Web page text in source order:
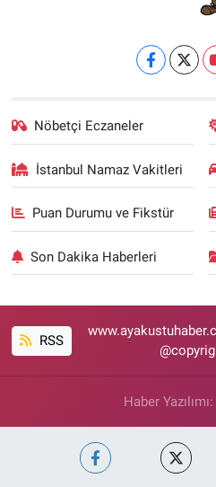
Nöbetçi Eczaneler
İstanbul Namaz Vakitleri
Puan Durumu ve Fikstür
Son Dakika Haberleri
RSS
Haber Yazılımı: